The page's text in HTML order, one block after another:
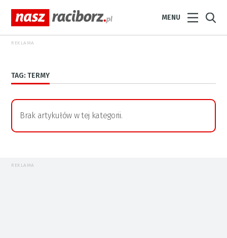
MENU
REKLAMA
TAG: TERMY
Brak artykułów w tej kategorii.
REKLAMA